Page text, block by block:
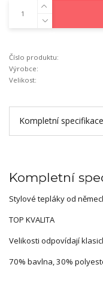
Číslo produktu:
Výrobce:
Velikost:
Kompletní specifikace
Kompletní
Stylové tepláky od
TOP KVALITA
Velikosti odpovídají
70% bavlna, 30%